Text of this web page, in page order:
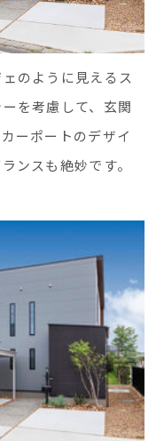
のように見えるス
を考慮して、玄関
ーポートのデザイ
ンスも絶妙です。